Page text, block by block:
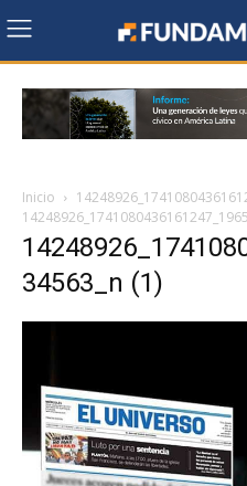
Inicio
34563_n (1)